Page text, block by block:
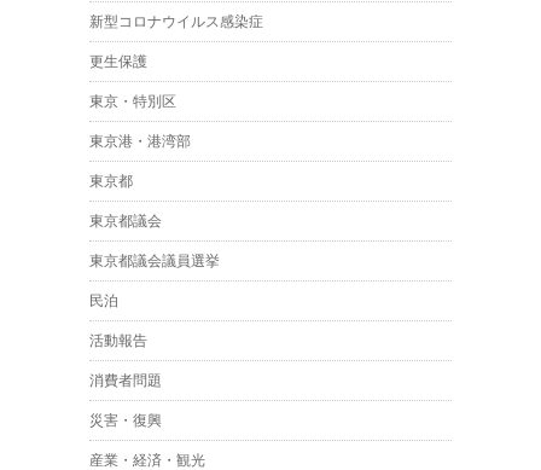
新型コロナウイルス感染症
更生保護
東京・特別区
東京港・港湾部
東京都
東京都議会
東京都議会議員選挙
民泊
活動報告
消費者問題
災害・復興
産業・経済・観光